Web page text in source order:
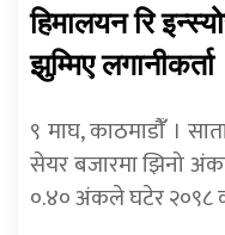
हिमालयन रि
झुम्मिए लगानीकर्ता
९ माघ, काठमाडौंँ ।
सेयर बजारमा झिनो
०.४० अंकले घटेर २०९८